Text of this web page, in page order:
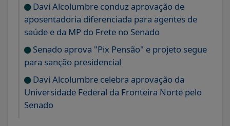
Davi Alcolumbre conduz aprovação de
aposentadoria diferenciada para agentes de
saúde e da MP do Frete no Senado
Senado aprova "Pix Pensão" e projeto segue
para sanção presidencial
Davi Alcolumbre celebra aprovação da
Universidade Federal da Fronteira Norte pelo
Senado